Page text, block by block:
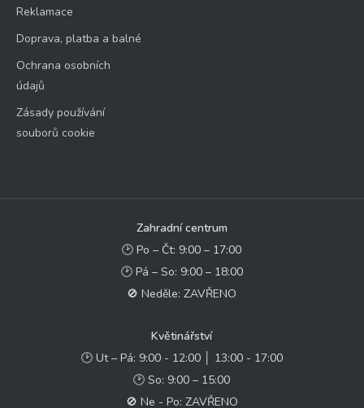
Reklamace
Doprava, platba a balné
Ochrana osobních
údajů
Zásady používání
souborů cookie
Zahradní centrum
🕑 Po – Čt: 9:00 – 17:00
🕑 Pá – So: 9:00 – 18:00
🚫 Neděle: ZAVŘENO
Květinářství
🕑 Ut – Pá: 9:00 - 12:00 │ 13:00 - 17:00
🕑 So: 9:00 – 15:00
🚫 Ne - Po: ZAVŘENO